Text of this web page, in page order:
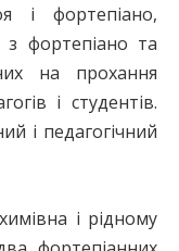
і фортепіано,
з фортепіано та
на прохання
і студентів.
і педагогічний
і рідному